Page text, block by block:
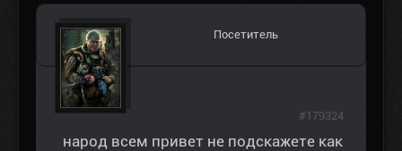
Посетитель
народ всем привет не подскажете как
#179324